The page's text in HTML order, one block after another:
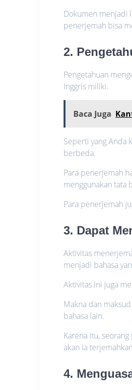
Dokumen menjadi
penerjemah bisa
2.
Pengetahuan
Inggris miliki.
Baca Juga
Seperti yang Anda
berbeda.
Para penerjemah
menggunakan tata
Para penerjemah
3. Dapat
Aktivitas
menjadi bahasa
Aktivitas ini juga
Makna dan
bahasa lain.
Karena itu,
akan Ia
4.